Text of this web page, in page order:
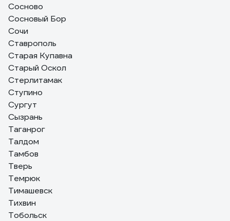
Сосново
Сосновый Бор
Сочи
Ставрополь
Старая Купавна
Старый Оскол
Стерлитамак
Ступино
Сургут
Сызрань
Таганрог
Талдом
Тамбов
Тверь
Темрюк
Тимашевск
Тихвин
Тобольск